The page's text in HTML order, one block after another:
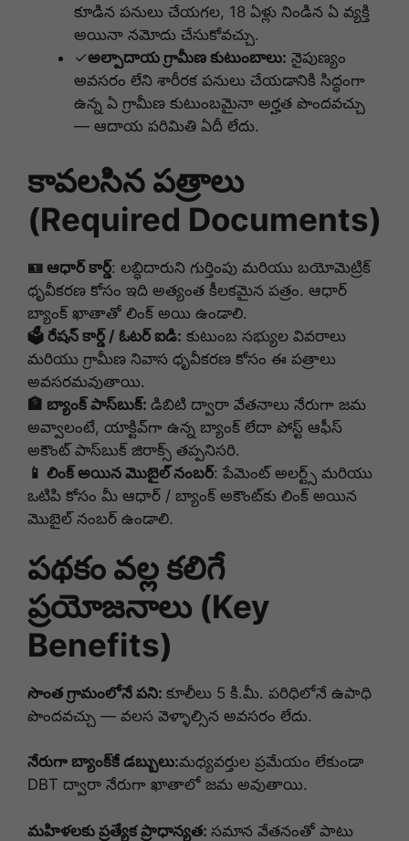
కూడిన పనులు చేయగల, 18 ఏళ్లు నిండిన ఏ వ్యక్తి
అయినా నమోదు చేసుకోవచ్చు.
✓అల్పాదాయ గ్రామీణ కుటుంబాలు: నైపుణ్యం
అవసరం లేని శారీరక పనులు చేయడానికి సిద్ధంగా
ఉన్న ఏ గ్రామీణ కుటుంబమైనా అర్హత పొందవచ్చు
— ఆదాయ పరిమితి ఏదీ లేదు.
కావలసిన పత్రాలు
(Required Documents)
🪪 ఆధార్ కార్డ్: లబ్ధిదారుని గుర్తింపు మరియు బయోమెట్రిక్
ధృవీకరణ కోసం ఇది అత్యంత కీలకమైన పత్రం. ఆధార్
బ్యాంక్ ఖాతాతో లింక్ అయి ఉండాలి.
🗳️ రేషన్ కార్డ్ / ఓటర్ ఐడి: కుటుంబ సభ్యుల వివరాలు
మరియు గ్రామీణ నివాస ధృవీకరణ కోసం ఈ పత్రాలు
అవసరమవుతాయి.
🏦 బ్యాంక్ పాస్‌బుక్: డిబిటి ద్వారా వేతనాలు నేరుగా జమ
అవ్వాలంటే, యాక్టివ్‌గా ఉన్న బ్యాంక్ లేదా పోస్ట్ ఆఫీస్
అకౌంట్ పాస్‌బుక్ జిరాక్స్ తప్పనిసరి.
📱 లింక్ అయిన మొబైల్ నంబర్: పేమెంట్ అలర్ట్స్ మరియు
ఒటిపి కోసం మీ ఆధార్ / బ్యాంక్ అకౌంట్‌కు లింక్ అయిన
మొబైల్ నంబర్ ఉండాలి.
పథకం వల్ల కలిగే
ప్రయోజనాలు (Key
Benefits)
సొంత గ్రామంలోనే పని: కూలీలు 5 కి.మీ. పరిధిలోనే ఉపాధి
పొందవచ్చు — వలస వెళ్ళాల్సిన అవసరం లేదు.
నేరుగా బ్యాంక్‌కే డబ్బులు:మధ్యవర్తుల ప్రమేయం లేకుండా
DBT ద్వారా నేరుగా ఖాతాలో జమ అవుతాయి.
మహిళలకు ప్రత్యేక ప్రాధాన్యత: సమాన వేతనంతో పాటు